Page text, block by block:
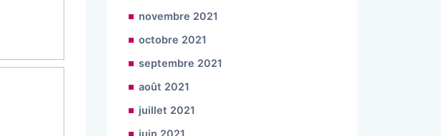
novembre 2021
octobre 2021
septembre 2021
août 2021
juillet 2021